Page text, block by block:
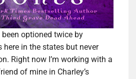
optioned twice by
here in the states but never
Right now I’m working with a
of mine in Charley’s